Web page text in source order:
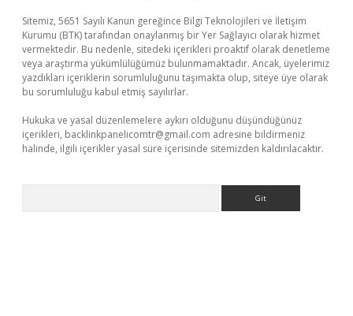
Sitemiz, 5651 Sayılı Kanun gereğince Bilgi Teknolojileri ve İletişim
Kurumu (BTK) tarafından onaylanmış bir Yer Sağlayıcı olarak hizmet
vermektedir. Bu nedenle, sitedeki içerikleri proaktif olarak denetleme
veya araştırma yükümlülüğümüz bulunmamaktadır. Ancak, üyelerimiz
yazdıkları içeriklerin sorumluluğunu taşımakta olup, siteye üye olarak
bu sorumluluğu kabul etmiş sayılırlar.
Hukuka ve yasal düzenlemelere aykırı olduğunu düşündüğünüz
içerikleri, backlinkpanelicomtr@gmail.com adresine bildirmeniz
halinde, ilgili içerikler yasal süre içerisinde sitemizden kaldırılacaktır.